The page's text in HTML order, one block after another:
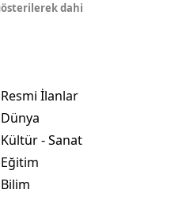
dahi
Resmi İlanlar
Dünya
Kültür - Sanat
Eğitim
Bilim